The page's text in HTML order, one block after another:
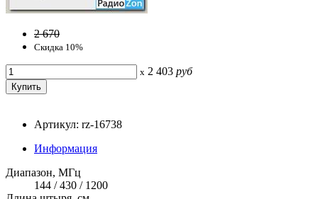
2 670
Скидка 10%
x 2 403 руб
Артикул: rz-16738
Информация
Диапазон, МГц
144 / 430 / 1200